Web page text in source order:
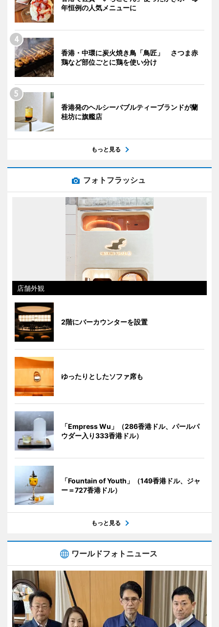
年恒例の人気メニューに
香港・中環に炭火焼き鳥「鳥匠」 さつま赤
鶏など部位ごとに鶏を使い分け
香港発のヘルシーバブルティーブランドが蘭
桂坊に旗艦店
もっと見る
フォトフラッシュ
店舗外観
2階にバーカウンターを設置
ゆったりとしたソファ席も
「Empress Wu」（286香港ドル、パールパ
ウダー入り333香港ドル）
「Fountain of Youth」（149香港ドル、ジャ
ー＝727香港ドル）
もっと見る
ワールドフォトニュース